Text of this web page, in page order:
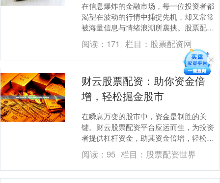
在信息爆炸的金融市场，每一位投资者都
渴望在波动的行情中捕捉先机，却又常常
被海量信息与情绪浪潮所裹挟。股票配
资，作为一种放大交易资金的工具，其门
户网站不仅是资金连....
阅读： 171 栏目： 股票配资网
财云股票配资：助你资金倍
增，轻松掘金股市
在瞬息万变的股市中，资金是制胜的关
键。财云股票配资平台应运而生，为投资
者提供杠杆资金，助其资金倍增，轻松掘
金股市。 财云股票配资平台拥有强大的风
控体系，严格控制....
阅读：95 栏目： 股票配资世界